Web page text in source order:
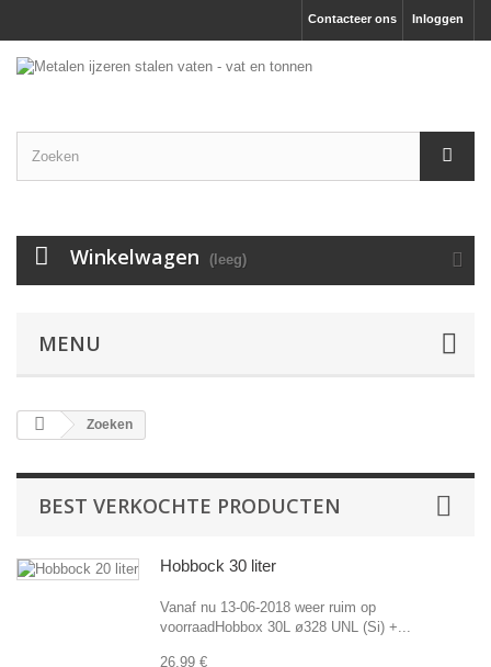
Inloggen
Contacteer ons
Winkelwagen (leeg)
MENU
Zoeken
BEST VERKOCHTE PRODUCTEN
Hobbock 30 liter
Vanaf nu 13-06-2018 weer ruim op
voorraadHobbox 30L ø328 UNL (Si) +...
26,99 €